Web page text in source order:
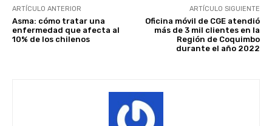
ARTÍCULO ANTERIOR
Asma: cómo tratar una
enfermedad que afecta al
10% de los chilenos
ARTÍCULO SIGUIENTE
Oficina móvil de CGE atendió
más de 3 mil clientes en la
Región de Coquimbo
durante el año 2022